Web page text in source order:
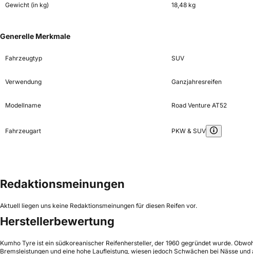
Gewicht (in kg) 18,48 kg
Generelle Merkmale
Fahrzeugtyp SUV
Verwendung Ganzjahresreifen
Modellname Road Venture AT52
Fahrzeugart PKW & SUV
Redaktionsmeinungen
Aktuell liegen uns keine Redaktionsmeinungen für diesen Reifen vor.
Herstellerbewertung
Kumho Tyre ist ein südkoreanischer Reifenhersteller, der 1960 gegründet wurde.
Bremsleistungen und eine hohe Laufleistung, wiesen jedoch Schwächen bei Nässe